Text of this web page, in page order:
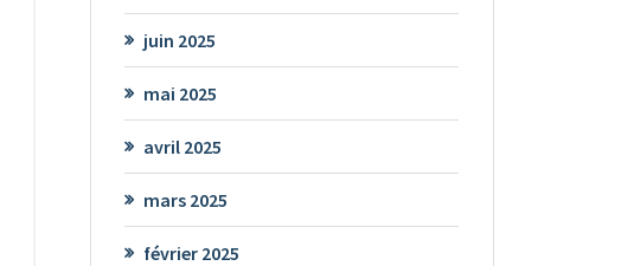
juin 2025
mai 2025
avril 2025
mars 2025
février 2025